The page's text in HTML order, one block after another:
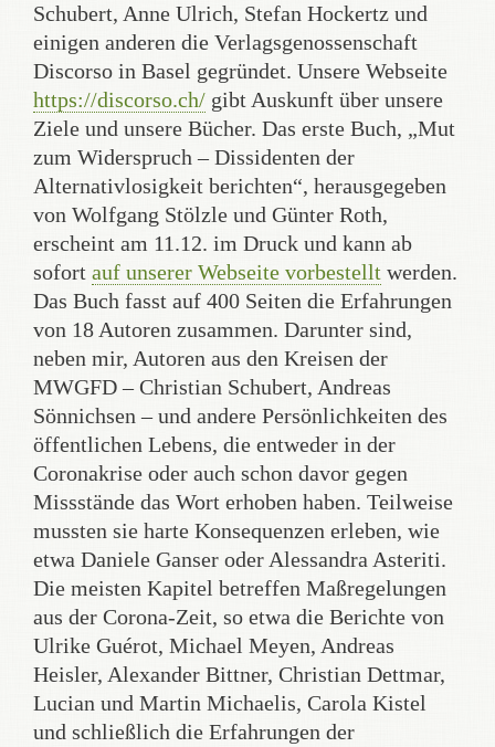
Schubert, Anne Ulrich, Stefan Hockertz und
einigen anderen die Verlagsgenossenschaft
Discorso in Basel gegründet. Unsere Webseite
https://discorso.ch/ gibt Auskunft über unsere
Ziele und unsere Bücher. Das erste Buch, „Mut
zum Widerspruch – Dissidenten der
Alternativlosigkeit berichten“, herausgegeben
von Wolfgang Stölzle und Günter Roth,
erscheint am 11.12. im Druck und kann ab
sofort auf unserer Webseite vorbestellt werden.
Das Buch fasst auf 400 Seiten die Erfahrungen
von 18 Autoren zusammen. Darunter sind,
neben mir, Autoren aus den Kreisen der
MWGFD – Christian Schubert, Andreas
Sönnichsen – und andere Persönlichkeiten des
öffentlichen Lebens, die entweder in der
Coronakrise oder auch schon davor gegen
Missstände das Wort erhoben haben. Teilweise
mussten sie harte Konsequenzen erleben, wie
etwa Daniele Ganser oder Alessandra Asteriti.
Die meisten Kapitel betreffen Maßregelungen
aus der Corona-Zeit, so etwa die Berichte von
Ulrike Guérot, Michael Meyen, Andreas
Heisler, Alexander Bittner, Christian Dettmar,
Lucian und Martin Michaelis, Carola Kistel
und schließlich die Erfahrungen der